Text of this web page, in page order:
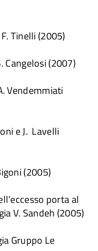
Tinelli (2005)
Cangelosi (2007)
Vendemmiati
e J. Lavelli
(2005)
porta al
V. Sandeh (2005)
Gruppo Le